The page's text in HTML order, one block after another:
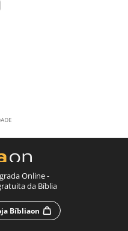
Online -
da Bíblia
Bíbliaon